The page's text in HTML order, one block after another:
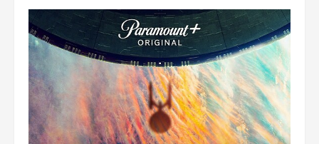
Nuevo
anticipo
de
la
segunda
temporada
Star
Trek:
Strange
New
Worlds